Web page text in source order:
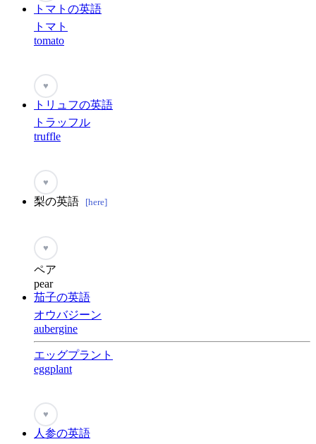
トマトの英語
トマト
tomato
♥
トリュフの英語
トラッフル
truffle
♥
梨の英語 [here]
♥
ペア
pear
茄子の英語
オウバジーン
aubergine
エッグプラント
eggplant
♥
人参の英語